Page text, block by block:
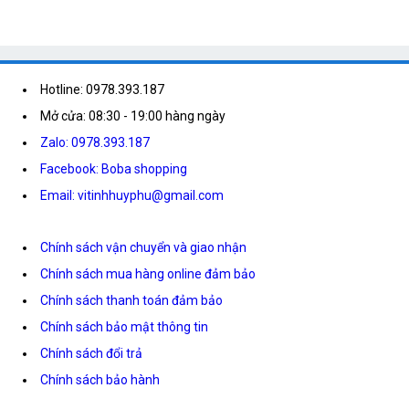
Hotline: 0978.393.187
Mở cửa: 08:30 - 19:00 hàng ngày
Zalo: 0978.393.187
Facebook: Boba shopping
Email: vitinhhuyphu@gmail.com
Chính sách vận chuyển và giao nhận
Chính sách mua hàng online đảm bảo
Chính sách thanh toán đảm bảo
Chính sách bảo mật thông tin
Chính sách đổi trả
Chính sách bảo hành